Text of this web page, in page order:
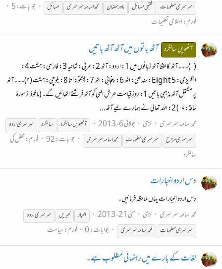
سرسریمعلومات فقہی مسائل ماہ رمضان محمد اسامہ سَرسَری مسائل
جوابات: 5
فورم:اِسلامی تعلیمات
آٹھویں سالگرہ آٹھ باتوں میں آٹھ آٹھ باتیں
(۱)۔۔۔آٹھ کا لفظ آٹھ زبانوں میں 1: اردو: آٹھ 2: عربی: ثمانیہ 3: فارسی: ہشت 4:
انگریزی: Eight 5: سندھی: اٹھ 6: پنجابی: اٹھ 7: پشتو: اتا 8: بلوچی: ہشت (۲)۔۔۔آٹھ
پر مشتمل آٹھ مذہبی باتیں 1: روزِ قیامت عرشِ الہٰی کو آٹھ فرشتے اٹھائیں گے۔ (ماخوذ از سورۂ
حاقہ:۱۷) 2: اللہ تعالیٰ نے ہمارے لیے آٹھ...
محمد اسامہ سَرسَری
لڑی جولائی 6، 2013 آٹھویں سالگرہ سالگرہ سرسریاردو
سرسریمزاح سرسریمعلومات محمد اسامہ سَرسَری جوابات: 92 فورم:محفل کی
سالگرہ
دس اردو اخبارات
دس اردو اخبارات یہاں ملاحظہ فرمائیں۔
محمد اسامہ سَرسَری
لڑی مئی 21، 2013 اخبار خبریں سرسریاردو
سرسریمعلومات محمد اسامہ سَرسَری جوابات: 0 فورم:سیاست
لغات کے بارے میں رہنمائی مطلوب ہے۔